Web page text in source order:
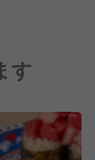
り心がける
ると考えて
ップができま
す